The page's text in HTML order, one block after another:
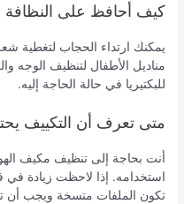
كيف أحافظ على النظافة
يمكنك ارتداء الحجاب لتغطية
مناديل الأطفال لتنظيف الوجه
للبكتيريا في حالة الحاجة إليه.
متى تعرف أن التكييف
استخدامه. إذا لاحظت زيادة في
تكون الملفات متسخة ويجب أن